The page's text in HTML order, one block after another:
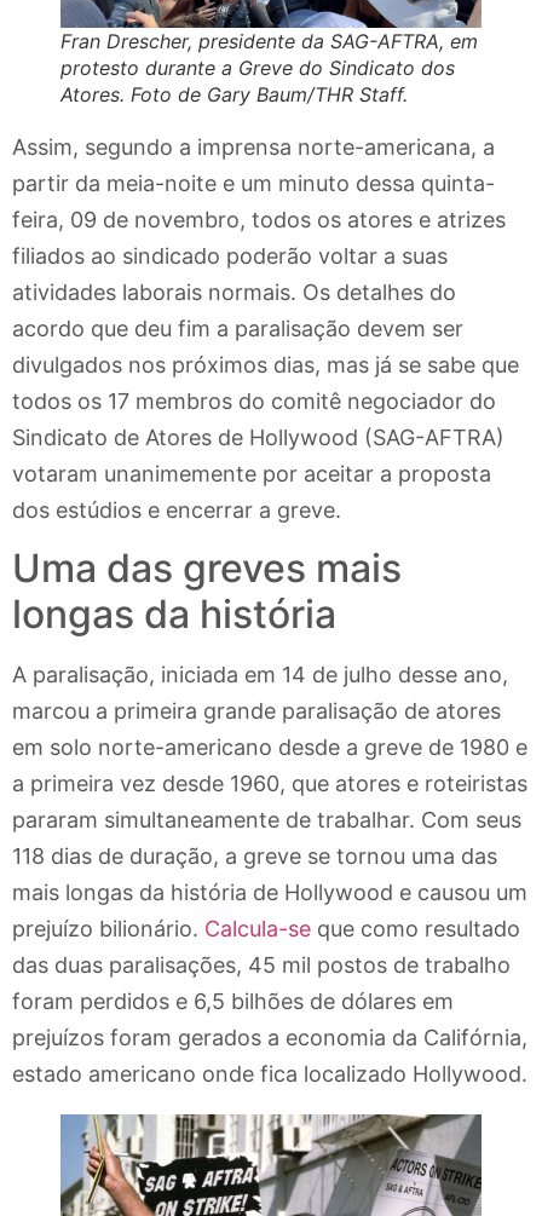
Fran Drescher, presidente da SAG-AFTRA, em
protesto durante a Greve do Sindicato dos
Atores. Foto de Gary Baum/THR Staff.
Assim, segundo a imprensa norte-americana, a
partir da meia-noite e um minuto dessa quinta-
feira, 09 de novembro, todos os atores e atrizes
filiados ao sindicado poderão voltar a suas
atividades laborais normais. Os detalhes do
acordo que deu fim a paralisação devem ser
divulgados nos próximos dias, mas já se sabe que
todos os 17 membros do comitê negociador do
Sindicato de Atores de Hollywood (SAG-AFTRA)
votaram unanimemente por aceitar a proposta
dos estúdios e encerrar a greve.
Uma das greves mais
longas da história
A paralisação, iniciada em 14 de julho desse ano,
marcou a primeira grande paralisação de atores
em solo norte-americano desde a greve de 1980 e
a primeira vez desde 1960, que atores e roteiristas
pararam simultaneamente de trabalhar. Com seus
118 dias de duração, a greve se tornou uma das
mais longas da história de Hollywood e causou um
prejuízo bilionário. Calcula-se que como resultado
das duas paralisações, 45 mil postos de trabalho
foram perdidos e 6,5 bilhões de dólares em
prejuízos foram gerados a economia da Califórnia,
estado americano onde fica localizado Hollywood.